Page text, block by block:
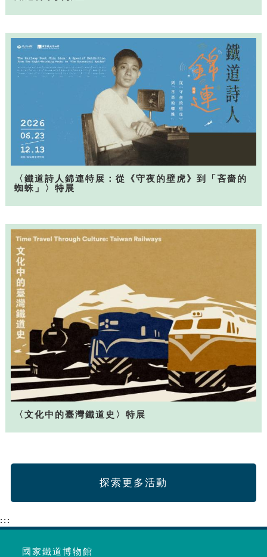
〈鐵道詩人錦連特展：從《守夜的壁虎》到「吝嗇的
蜘蛛」〉特展
〈文化中的臺灣鐵道史〉特展
探索更多活動
:::
國家鐵道博物館